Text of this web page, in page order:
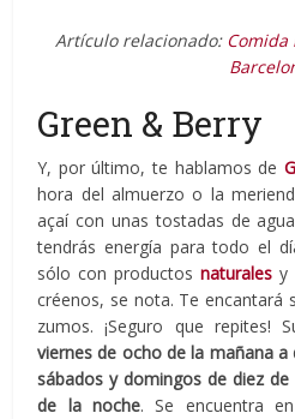
Artículo relacionado: Comida
Green & Berry
Y, por último, te hablamos de
hora del almuerzo o la
açaí con unas tostadas de
tendrás energía para todo el
sólo con productosnaturales y
créenos, se nota. Te encantará
zumos. ¡Seguro que repites!
viernes de ocho de la mañana
sábados y domingos de diez
de la noche. Se encuentra